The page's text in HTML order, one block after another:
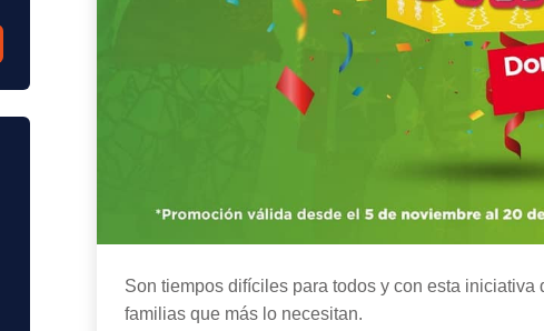
Son tiempos difíciles para todos y con esta
familias que más lo necesitan.